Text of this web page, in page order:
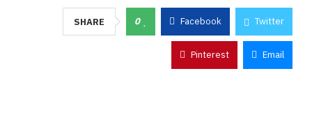
SHARE 0 Facebook Twitter
Pinterest Email